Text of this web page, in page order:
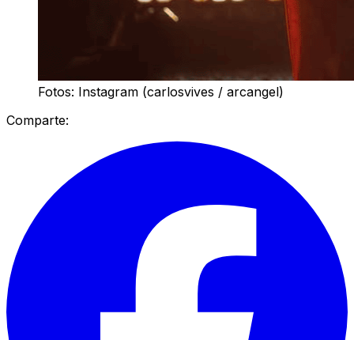
Fotos: Instagram (carlosvives / arcangel)
Comparte: